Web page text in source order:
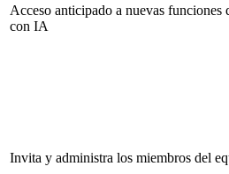
Acceso anticipado a nuevas funciones
con IA
Invita y administra los miembros del